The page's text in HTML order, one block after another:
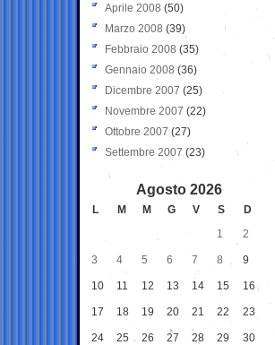
Aprile 2008 (50)
Marzo 2008 (39)
Febbraio 2008 (35)
Gennaio 2008 (36)
Dicembre 2007 (25)
Novembre 2007 (22)
Ottobre 2007 (27)
Settembre 2007 (23)
Agosto 2026
L M M G V S
D
1
2
3 4 5 6 7 8 9
10 11 12 13 14 15 16
17 18 19 20 21 22 23
24 25 26 27 28 29 30